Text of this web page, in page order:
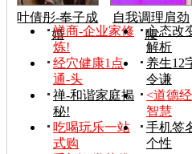
叶倩彤-奉子成
婚
自我调理肩劲
腰
禅商-企业家修
炼!
心态改
解析
经穴健康1点
通-头
养生12
令谦
禅-和谐家庭揭
秘!
<道德
智慧
吃喝玩乐一站
式购
手机签
个性